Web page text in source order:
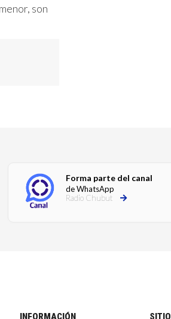
son
Forma parte del canal
de WhatsApp
Radio Chubut
INFORMACIÓN
SITIO